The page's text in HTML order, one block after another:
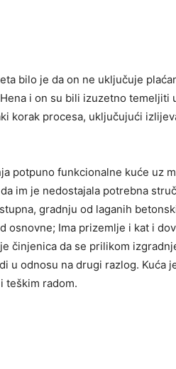
bilo je da on ne uključuje
i on su bili izuzetno temeljiti
korak procesa, uključujući
potpuno funkcionalne kuće uz
im je nedostajala potrebna
gradnju od laganih
osnovne; Ima prizemlje i kat i
činjenica da se prilikom
u odnosu na drugi razlog. Kuća
teškim radom.